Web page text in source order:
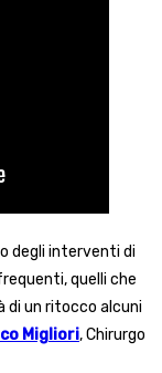
degli interventi di
quelli che
di un ritocco alcuni
Migliori, Chirurgo